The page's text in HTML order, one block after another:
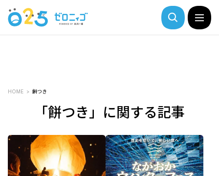
HOME 餅つき
「餅つき」に関する記事